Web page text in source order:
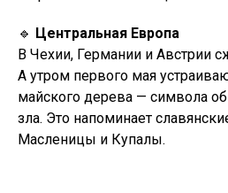
🔹 Центральная Европа
В Чехии, Германии и Австрии
А утром первого мая
майского дерева — символа
зла. Это напоминает
Масленицы и Купалы.